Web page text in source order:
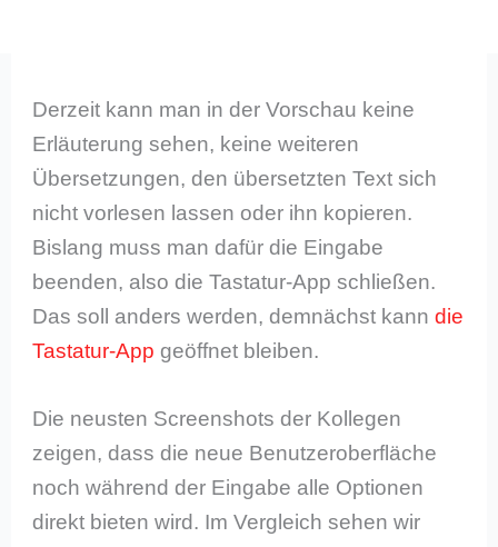
Derzeit kann man in der Vorschau keine
Erläuterung sehen, keine weiteren
Übersetzungen, den übersetzten Text sich
nicht vorlesen lassen oder ihn kopieren.
Bislang muss man dafür die Eingabe
beenden, also die Tastatur-App schließen.
Das soll anders werden, demnächst kanndie
Tastatur-App geöffnet bleiben.
Die neusten Screenshots der Kollegen
zeigen, dass die neue Benutzeroberfläche
noch während der Eingabe alle Optionen
direkt bieten wird. Im Vergleich sehen wir